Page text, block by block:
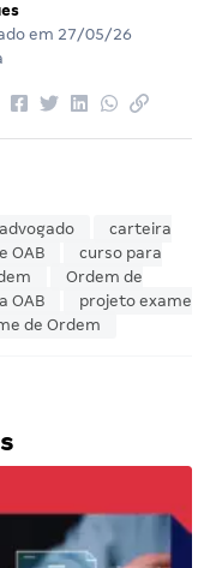
em 27/05/26
advogado
carteira
OAB
curso para
Ordem de
OAB
projeto exame
de Ordem